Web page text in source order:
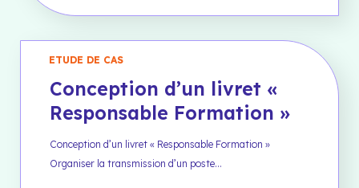
ETUDE DE CAS
Conception d’un livret «
Responsable Formation »
Conception d’un livret « Responsable Formation »
Organiser la transmission d’un poste…